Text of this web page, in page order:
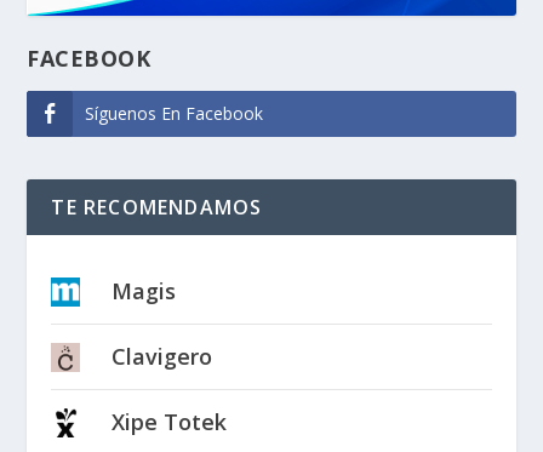
FACEBOOK
Síguenos En Facebook
TE RECOMENDAMOS
Magis
Clavigero
Xipe Totek